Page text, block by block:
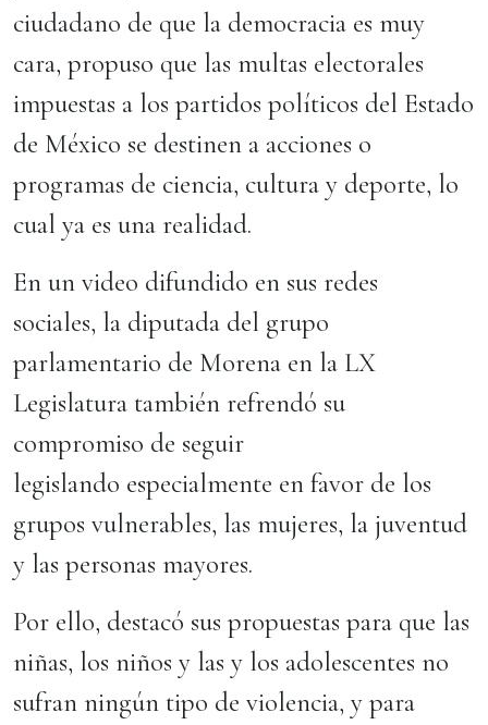
ciudadano de que la democracia es muy
cara, propuso que las multas electorales
impuestas a los partidos políticos del Estado
de México se destinen a acciones o
programas de ciencia, cultura y deporte, lo
cual ya es una realidad.
En un video difundido en sus redes
sociales, la diputada del grupo
parlamentario de Morena en la LX
Legislatura también refrendó su
compromiso de seguir
legislando especialmente en favor de los
grupos vulnerables, las mujeres, la juventud
y las personas mayores.
Por ello, destacó sus propuestas para que las
niñas, los niños y las y los adolescentes no
sufran ningún tipo de violencia, y para